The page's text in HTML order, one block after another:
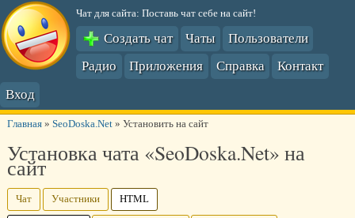
Чат для сайта: Поставь чат себе на сайт!
Создать чат Чаты
Пользователи
Радио
Приложения Справка
Контакт
Вход
Главная» SeoDoska.Net» Установить на сайт
Установка чата «SeoDoska.Net» на
сайт
Чат Участники HTML